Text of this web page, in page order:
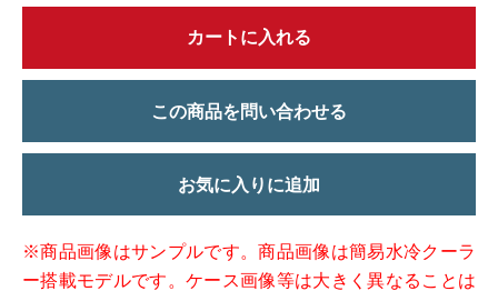
カートに入れる
この商品を問い合わせる
お気に入りに追加
※商品画像はサンプルです。商品画像は簡易水冷クーラ
ー搭載モデルです。ケース画像等は大きく異なることは